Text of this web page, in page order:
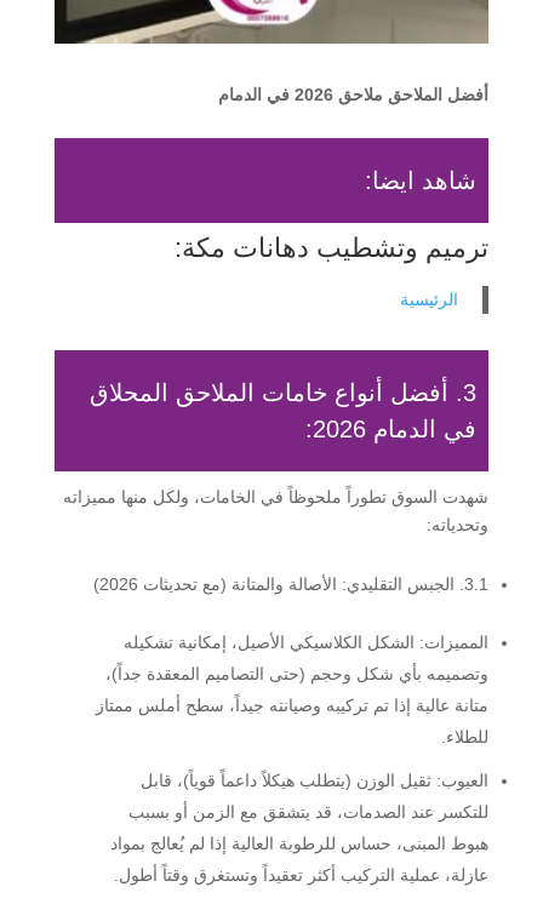
أفضل الملاحق ملاحق 2026 في الدمام
شاهد ايضا:
ترميم وتشطيب دهانات مكة:
الرئيسية
3. أفضل أنواع خامات الملاحق المحلاق
في الدمام 2026:
شهدت السوق تطوراً ملحوظاً في الخامات، ولكل منها مميزاته
وتحدياته:
3.1. الجبس التقليدي: الأصالة والمتانة (مع تحديثات 2026)
المميزات: الشكل الكلاسيكي الأصيل، إمكانية تشكيله
وتصميمه بأي شكل وحجم (حتى التصاميم المعقدة جداً)،
متانة عالية إذا تم تركيبه وصيانته جيداً، سطح أملس ممتاز
للطلاء.
العيوب: ثقيل الوزن (يتطلب هيكلاً داعماً قوياً)، قابل
للتكسر عند الصدمات، قد يتشقق مع الزمن أو بسبب
هبوط المبنى، حساس للرطوبة العالية إذا لم يُعالج بمواد
عازلة، عملية التركيب أكثر تعقيداً وتستغرق وقتاً أطول.